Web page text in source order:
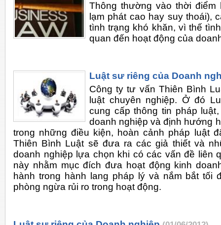
Thông thường vào thời
lạm phát cao hay suy thoái),
tình trạng khó khăn, vì thế
quan đến hoạt động của
Luật sư riêng của Doanh
Công ty tư vấn Thiên Bình
luật chuyên nghiệp. Ở đó
cung cấp thông tin pháp
doanh nghiệp và định hướng
trong những điều kiện, hoàn cảnh pháp luật
Thiên Bình Luật sẽ đưa ra các giả thiết và
doanh nghiệp lựa chọn khi có các vấn đề liên
này nhằm mục đích đưa hoạt động kinh
hành trong hành lang pháp lý và nắm bắt tối
phòng ngừa rủi ro trong hoạt động.